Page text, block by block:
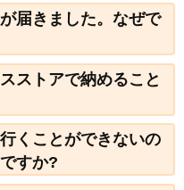
届きました。なぜで
ストアで納めること
くことができないの
すか?